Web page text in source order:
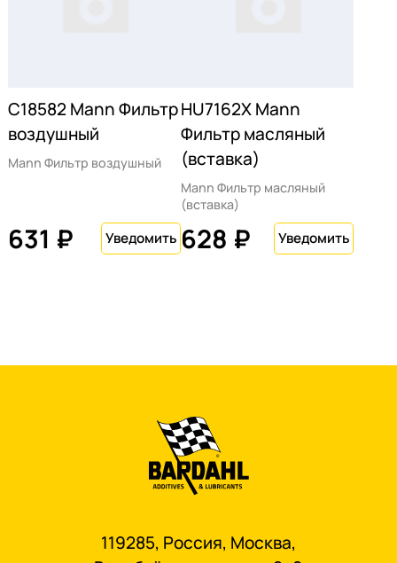
C18582 Mann Фильтр
воздушный
Mann Фильтр воздушный
631 ₽
HU7162X Mann
Фильтр масляный
(вставка)
Mann Фильтр масляный
(вставка)
628 ₽
119285, Россия, Москва,